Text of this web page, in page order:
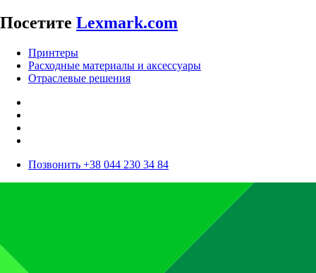
Посетите Lexmark.com
Принтеры
Расходные материалы и аксессуары
Отраслевые решения
Позвонить +38 044 230 34 84